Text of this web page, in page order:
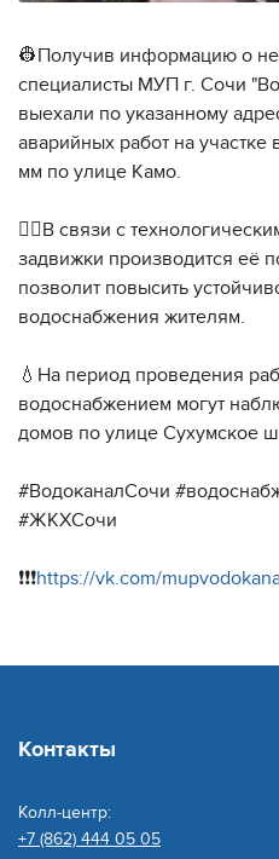
👷Получив информацию о
специалисты МУП г. Сочи
выехали по указанному
аварийных работ на
мм по улице Камо.
👷‍♂️В связи с
задвижки производится её
позволит повысить
водоснабжения жителям.
💧На период проведения
водоснабжением могут
домов по улице Сухумское
#ВодоканалСочи
#ЖКХСочи
❗️❗️❗️https://vk.com/
Контакты
Колл-центр:
+7 (862) 444 05 05